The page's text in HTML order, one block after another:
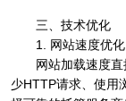
三、技术优化
1. 网站速度优化
网站加载速度
少HTTP请求、使用